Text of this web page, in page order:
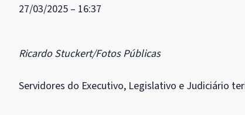
27/03/2025 – 16:37
Ricardo Stuckert/Fotos Públicas
Servidores do Executivo, Legislativo e Judiciário